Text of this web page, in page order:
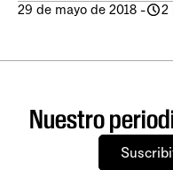
29 de mayo de 2018 - 2
Nuestro